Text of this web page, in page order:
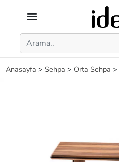
Anasayfa > Sehpa > Orta Sehpa >